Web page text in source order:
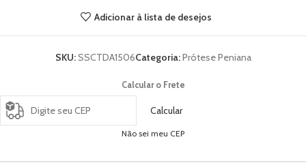
Adicionar à lista de desejos
SKU:SSCTDA1506Categoria:Prótese Peniana
Calcular o Frete
Calcular
Não sei meu CEP